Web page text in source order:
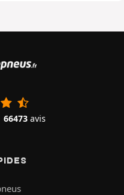
66473 avis